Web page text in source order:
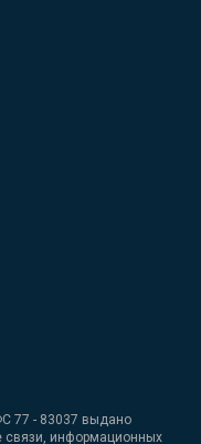
77 - 83037 выдано
связи, информационных